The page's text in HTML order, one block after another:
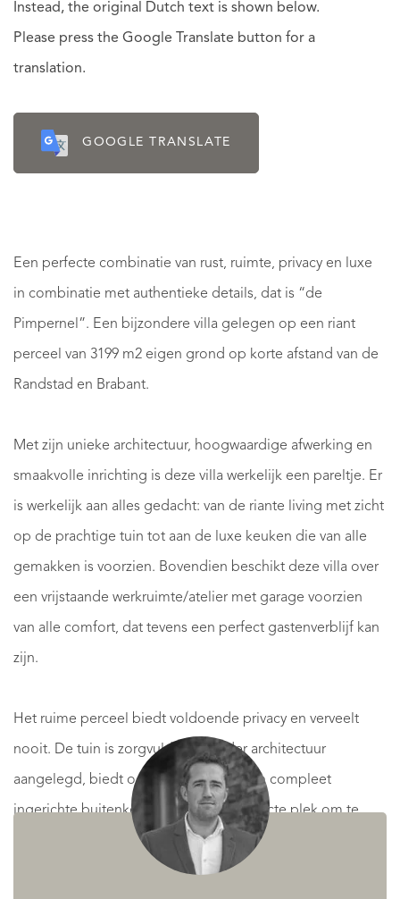
Instead, the original Dutch text is shown below.
Please press the Google Translate button for a
translation.
GOOGLE TRANSLATE
Een perfecte combinatie van rust, ruimte, privacy en luxe
in combinatie met authentieke details, dat is “de
Pimpernel”. Een bijzondere villa gelegen op een riant
perceel van 3199 m2 eigen grond op korte afstand van de
Randstad en Brabant.
Met zijn unieke architectuur, hoogwaardige afwerking en
smaakvolle inrichting is deze villa werkelijk een pareltje. Er
is werkelijk aan alles gedacht: van de riante living met zicht
op de prachtige tuin tot aan de luxe keuken die van alle
gemakken is voorzien. Bovendien beschikt deze villa over
een vrijstaande werkruimte/atelier met garage voorzien
van alle comfort, dat tevens een perfect gastenverblijf kan
zijn.
Het ruime perceel biedt voldoende privacy en verveelt
nooit. De tuin is zorgvuldig en onder architectuur
aangelegd, biedt o.a. diverse zitjes, een compleet
ingerichte buitenkeuken en is een perfecte plek om te
ontspannen. Voor de watersportliefhebbers is er op korte
afstand een jachthaven waar je je eigen boot kunt